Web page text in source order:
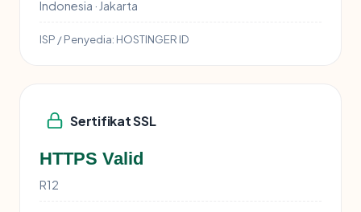
Indonesia · Jakarta
ISP / Penyedia: HOSTINGER ID
Sertifikat SSL
HTTPS Valid
R12